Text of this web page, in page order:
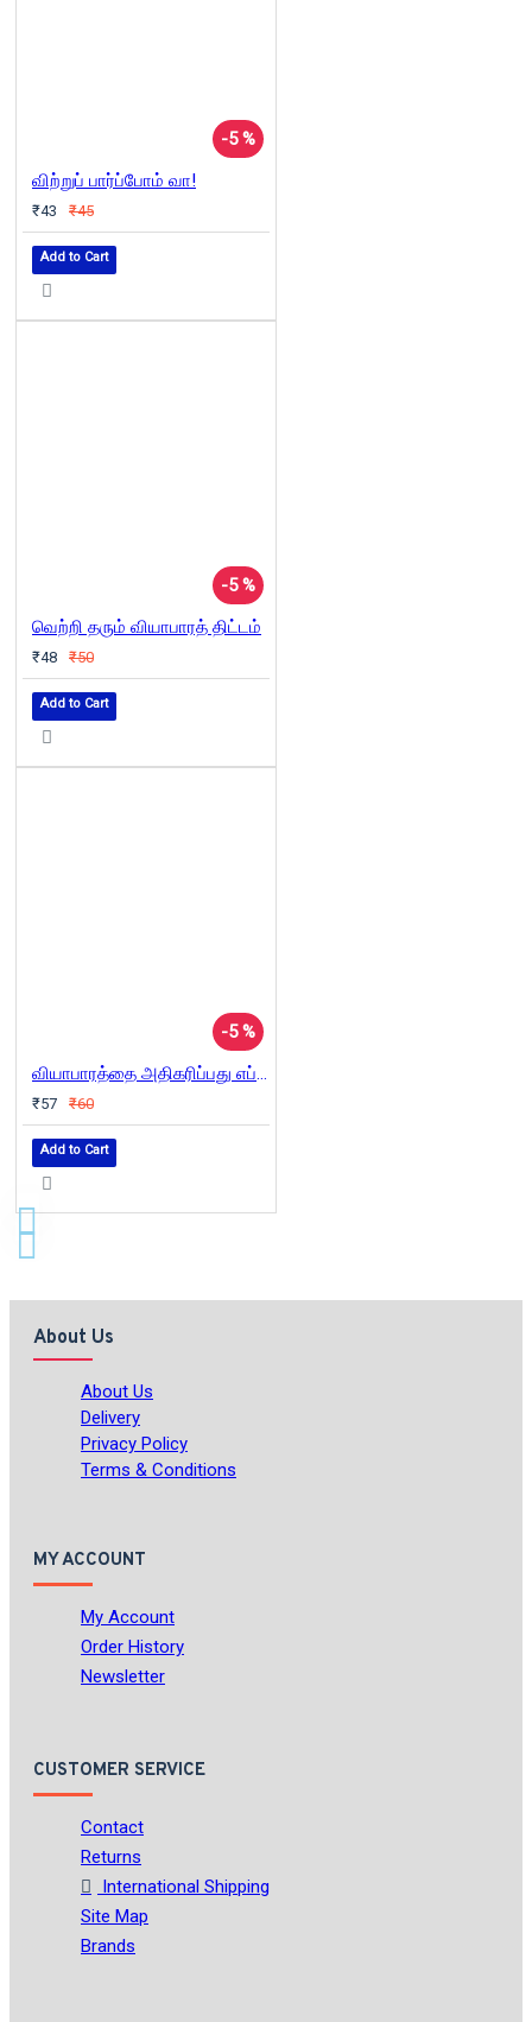
-5 %
விற்றுப் பார்ப்போம் வா!
₹43 ₹45
Add to Cart
-5 %
வெற்றி தரும் வியாபாரத் திட்டம்
₹48 ₹50
Add to Cart
-5 %
வியாபாரத்தை அதிகரிப்பது எப்படி
₹57 ₹60
Add to Cart
About Us
About Us
Delivery
Privacy Policy
Terms & Conditions
MY ACCOUNT
My Account
Order History
Newsletter
CUSTOMER SERVICE
Contact
Returns
International Shipping
Site Map
Brands